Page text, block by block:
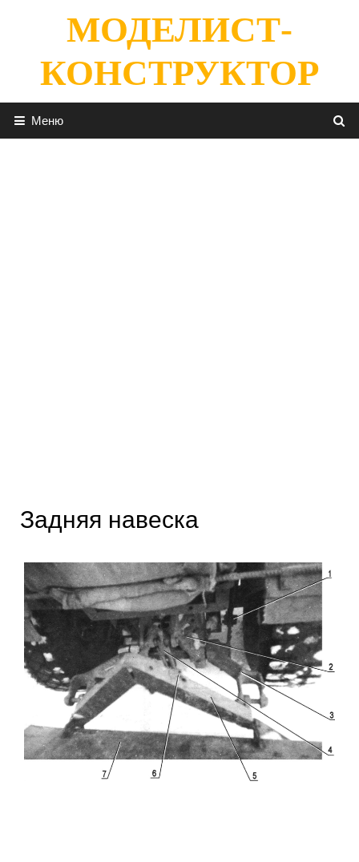
содержимомуМОДЕЛИСТ-
КОНСТРУКТОР
Меню
Задняя навеска